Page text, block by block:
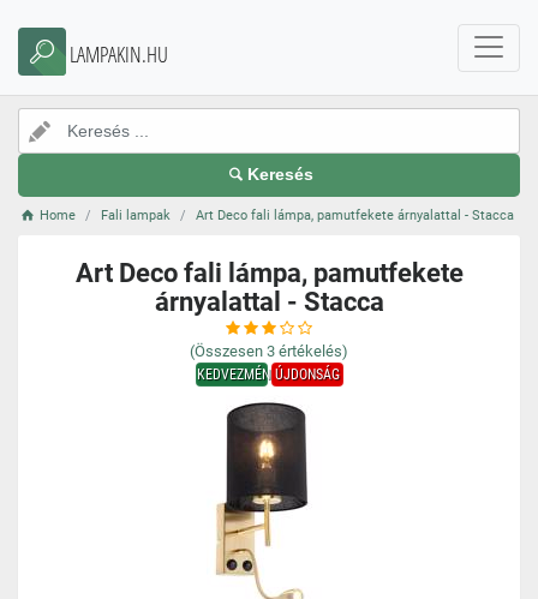
LAMPAKIN.HU
Keresés
Home Fali lampak Art Deco fali lámpa, pamutfekete árnyalattal - Stacca
Art Deco fali lámpa, pamutfekete
árnyalattal - Stacca
(Összesen 3 értékelés)
KEDVEZMÉNYÚJDONSÁG